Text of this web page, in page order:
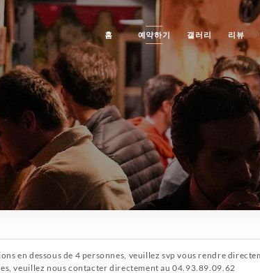
홈 예약하기 갤러리 리뷰